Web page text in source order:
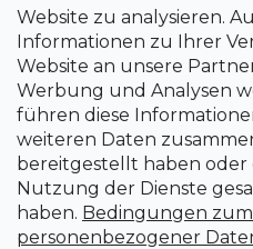
Website zu analysieren.
Informationen zu Ihrer
Website an unsere
Werbung und Analysen
führen diese
weiteren Daten
bereitgestellt haben oder
Nutzung der Dienste
haben. Bedingungen
personenbezogener